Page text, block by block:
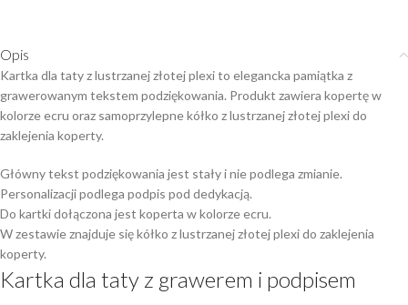
Opis
Kartka dla taty z lustrzanej złotej plexi to elegancka pamiątka z
grawerowanym tekstem podziękowania. Produkt zawiera kopertę w
kolorze ecru oraz samoprzylepne kółko z lustrzanej złotej plexi do
zaklejenia koperty.
Główny tekst podziękowania jest stały i nie podlega zmianie.
Personalizacji podlega podpis pod dedykacją.
Do kartki dołączona jest koperta w kolorze ecru.
W zestawie znajduje się kółko z lustrzanej złotej plexi do zaklejenia
koperty.
Kartka dla taty z grawerem i podpisem